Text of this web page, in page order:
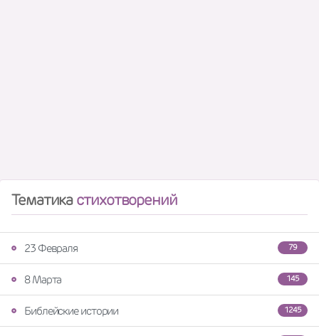
Тематикастихотворений
79
23 Февраля
145
8 Марта
1245
Библейские истории